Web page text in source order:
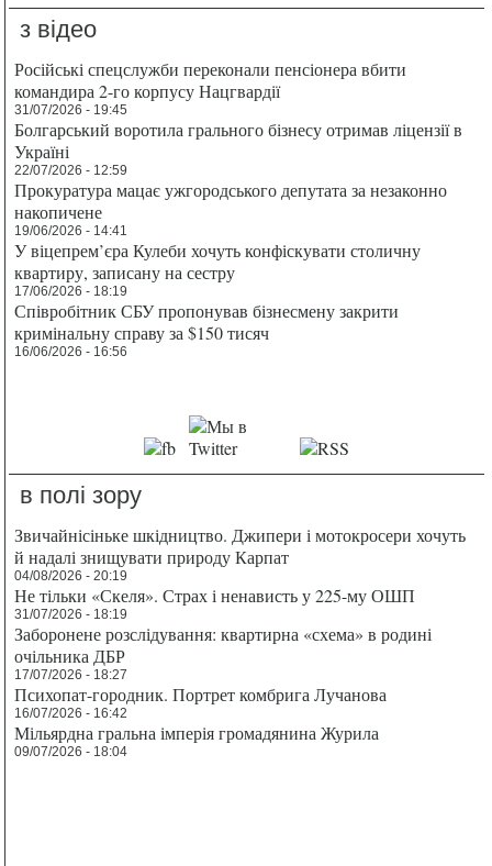
з відео
Російські спецслужби переконали пенсіонера вбити
командира 2-го корпусу Нацгвардії
31/07/2026 - 19:45
Болгарський воротила грального бізнесу отримав ліцензії в
Україні
22/07/2026 - 12:59
Прокуратура мацає ужгородського депутата за незаконно
накопичене
19/06/2026 - 14:41
У віцепрем’єра Кулеби хочуть конфіскувати столичну
квартиру, записану на сестру
17/06/2026 - 18:19
Співробітник СБУ пропонував бізнесмену закрити
кримінальну справу за $150 тисяч
16/06/2026 - 16:56
в полі зору
Звичайнісіньке шкідництво. Джипери і мотокросери хочуть
й надалі знищувати природу Карпат
04/08/2026 - 20:19
Не тільки «Скеля». Страх і ненависть у 225-му ОШП
31/07/2026 - 18:19
Заборонене розслідування: квартирна «схема» в родині
очільника ДБР
17/07/2026 - 18:27
Психопат-городник. Портрет комбрига Лучанова
16/07/2026 - 16:42
Мільярдна гральна імперія громадянина Журила
09/07/2026 - 18:04